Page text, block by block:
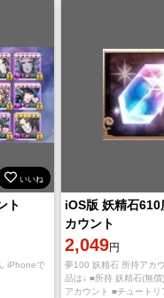
いいね
ト
iPhoneで
iOS版 妖精石610
カウント
2,049円
夢100 妖精石 所持アカ
品は↓ ■所持 妖精石(無
アカウント ■チュートリ